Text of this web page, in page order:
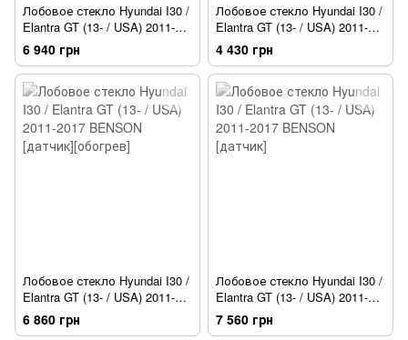
Лобовое стекло Hyundai I30 /
Elantra GT (13- / USA) 2011-
2017 Fuyao
6 940 грн
Лобовое стекло Hyundai I30 /
Elantra GT (13- / USA) 2011-
2017 LEMSON
4 430 грн
Лобовое стекло Hyundai I30 /
Elantra GT (13- / USA) 2011-
2017 BENSON [датчик]
[обогрев]
6 860 грн
Лобовое стекло Hyundai I30 /
Elantra GT (13- / USA) 2011-
2017 BENSON [датчик]
7 560 грн